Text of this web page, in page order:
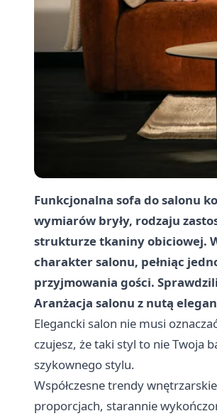
Funkcjonalna sofa do salonu
wymiarów bryły, rodzaju
strukturze tkaniny obiciowej.
charakter salonu, pełniąc
przyjmowania gości.
Aranżacja salonu z nutą
Elegancki salon nie musi
czujesz, że taki styl to nie Twoja
szykownego stylu.
Współczesne trendy
proporcjach, starannie